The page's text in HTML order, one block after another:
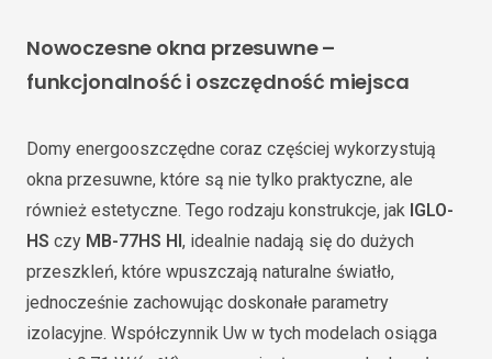
Nowoczesne okna przesuwne –
funkcjonalność i oszczędność miejsca
Domy energooszczędne coraz częściej wykorzystują
okna przesuwne, które są nie tylko praktyczne, ale
również estetyczne. Tego rodzaju konstrukcje, jak IGLO-
HS czy MB-77HS HI, idealnie nadają się do dużych
przeszkleń, które wpuszczają naturalne światło,
jednocześnie zachowując doskonałe parametry
izolacyjne. Współczynnik Uw w tych modelach osiąga